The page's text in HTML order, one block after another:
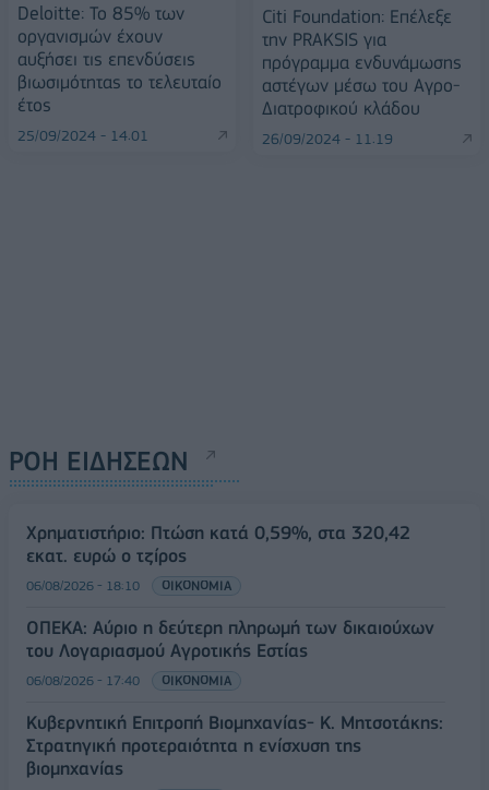
Deloitte: Το 85% των
οργανισμών έχουν
αυξήσει τις επενδύσεις
βιωσιμότητας το τελευταίο
έτος
25/09/2024 - 14:01
Citi Foundation: Επέλεξε
την PRAKSIS για
πρόγραμμα ενδυνάμωσης
αστέγων μέσω του Αγρο-
Διατροφικού κλάδου
26/09/2024 - 11:19
ΡΟΗ ΕΙΔΗΣΕΩΝ
Χρηματιστήριο: Πτώση κατά 0,59%, στα 320,42
εκατ. ευρώ ο τζίρος
06/08/2026 - 18:10 ΟΙΚΟΝΟΜΙΑ
ΟΠΕΚΑ: Αύριο η δεύτερη πληρωμή των δικαιούχων
του Λογαριασμού Αγροτικής Εστίας
06/08/2026 - 17:40 ΟΙΚΟΝΟΜΙΑ
Κυβερνητική Επιτροπή Βιομηχανίας- Κ. Μητσοτάκης:
Στρατηγική προτεραιότητα η ενίσχυση της
βιομηχανίας